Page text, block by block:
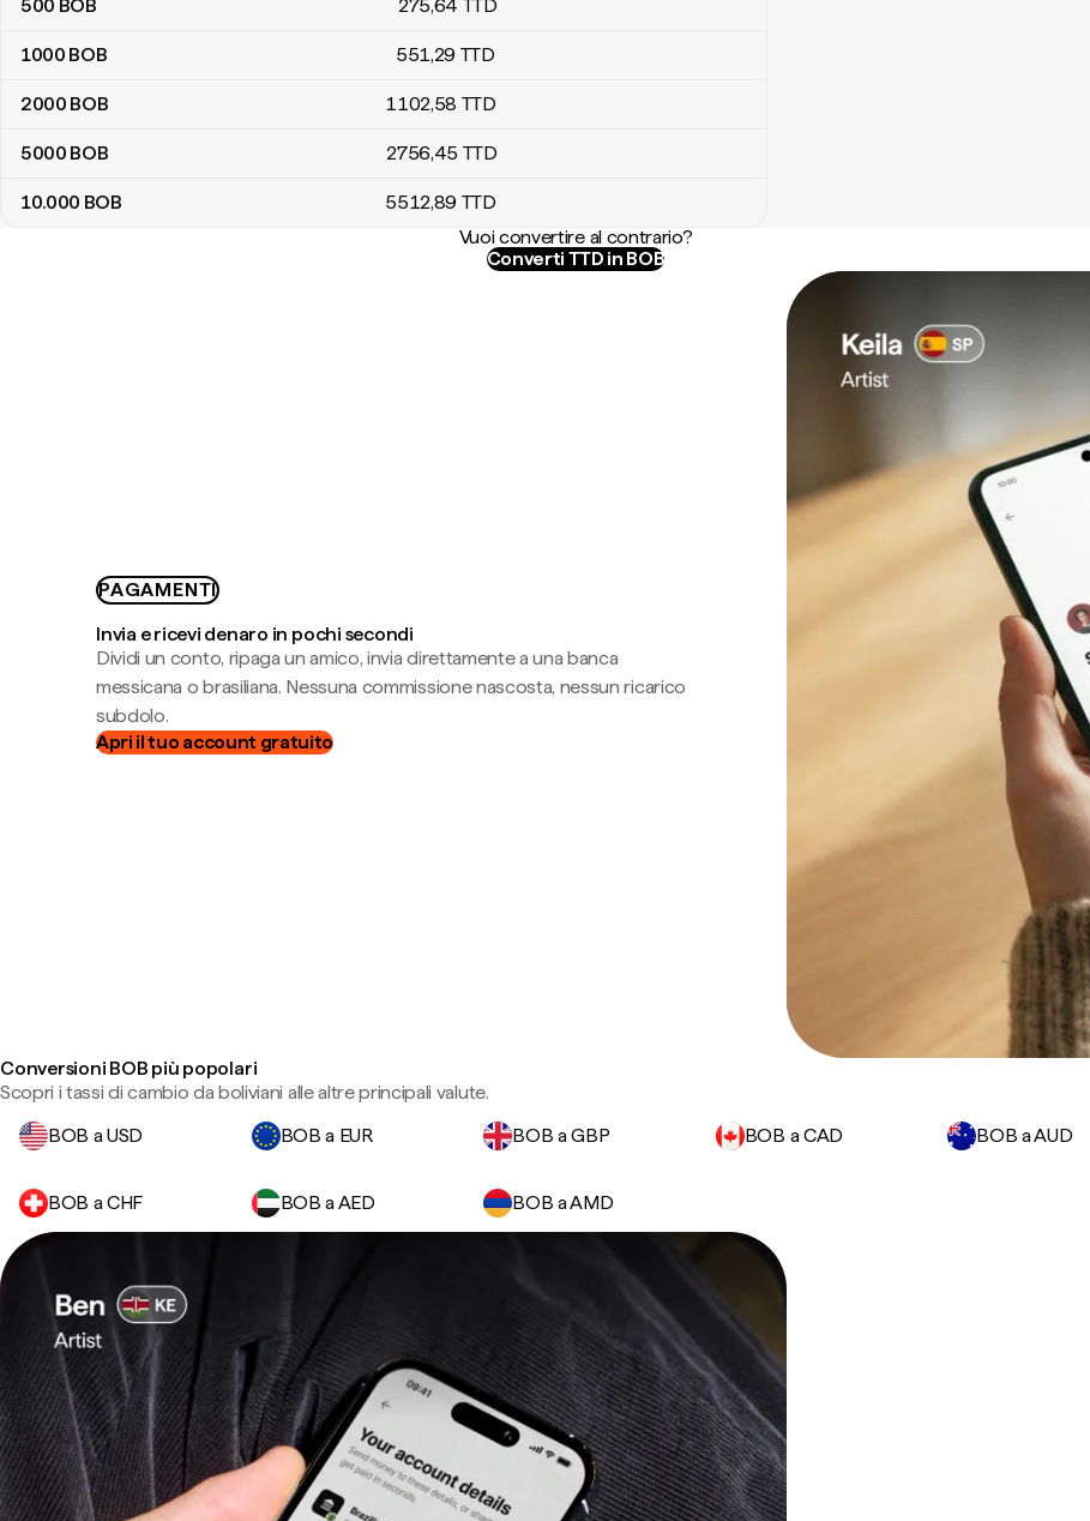
500 BOB 275,64 TTD
1000 BOB 551,29 TTD
2000 BOB 1102,58 TTD
5000 BOB 2756,45 TTD
10.000 BOB 5512,89 TTD
Vuoi convertire al contrario?
Converti TTD in BOB
PAGAMENTI
Invia e ricevi denaro in pochi secondi
Dividi un conto, ripaga un amico, invia direttamente a una banca
messicana o brasiliana. Nessuna commissione nascosta, nessun ricarico
subdolo.
Apri il tuo account gratuito
Conversioni BOB più popolari
Scopri i tassi di cambio da boliviani alle altre principali valute.
BOB a USD
BOB a EUR BOB a GBP BOB a CAD BOB a AUD
BOB a CHF BOB a AED BOB a AMD